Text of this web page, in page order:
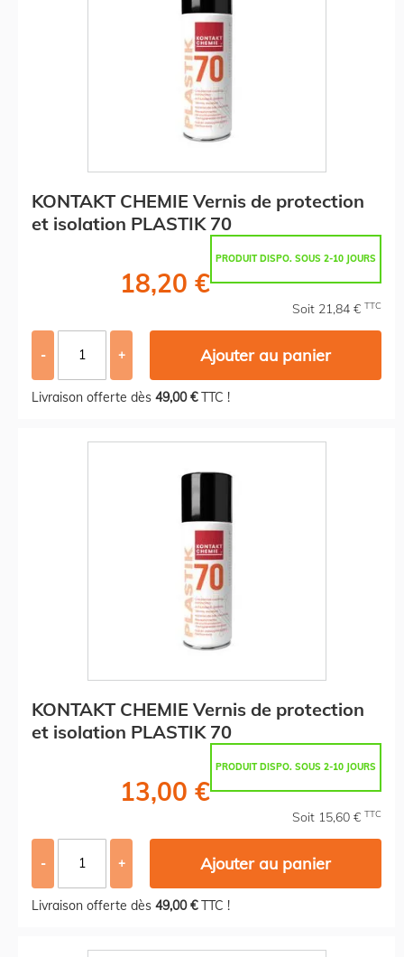
KONTAKT CHEMIE Vernis de protection
et isolation PLASTIK 70
PRODUIT DISPO. SOUS 2-10 JOURS
18,20 €
Soit 21,84 € TTC
- + Ajouter au panier
Livraison offerte dès 49,00 €TTC !
KONTAKT CHEMIE Vernis de protection
et isolation PLASTIK 70
PRODUIT DISPO. SOUS 2-10 JOURS
13,00 €
Soit 15,60 € TTC
- + Ajouter au panier
Livraison offerte dès 49,00 €TTC !